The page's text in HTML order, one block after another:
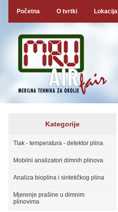
Početna O tvrtki Lokacija
Kategorije
Tlak - temperatura - detektor plina
Mobilni analizatori dimnih plinova
Analiza bioplina i sintetičkog plina
Mjerenje prašine u dimnim
plinovima